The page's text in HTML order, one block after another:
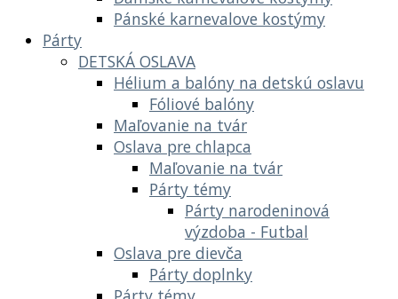
Pánské karnevalove kostýmy
Párty
DETSKÁ OSLAVA
Hélium a balóny na detskú oslavu
Fóliové balóny
Maľovanie na tvár
Oslava pre chlapca
Maľovanie na tvár
Párty témy
Párty narodeninová
výzdoba - Futbal
Oslava pre dievča
Párty doplnky